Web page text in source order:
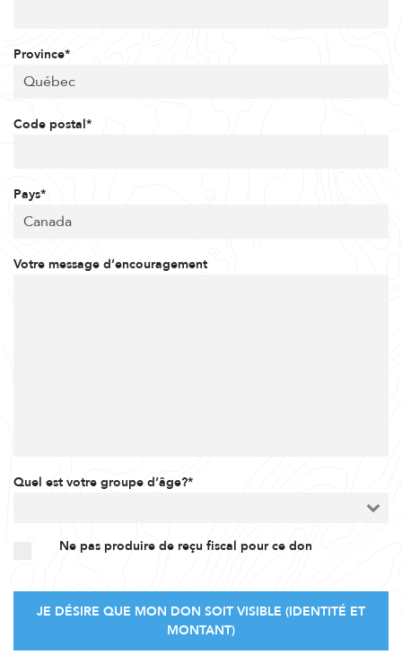
Province*
Code postal*
Pays*
Votre message d’encouragement
Quel est votre groupe d’âge?*
Ne pas produire de reçu fiscal pour ce don
JE DÉSIRE QUE MON DON SOIT VISIBLE (IDENTITÉ ET
MONTANT)